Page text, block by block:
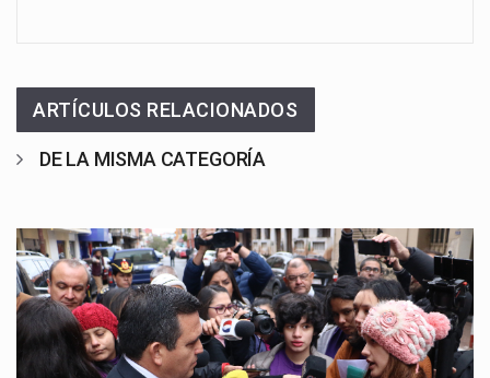
ARTÍCULOS RELACIONADOS
DE LA MISMA CATEGORÍA